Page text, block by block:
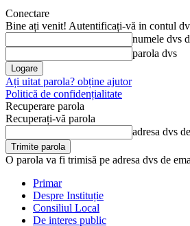
Conectare
Bine ați venit! Autentificați-vă in contul
numele dvs
parola dvs
Ați uitat parola? obține ajutor
Politică de confidențialitate
Recuperare parola
Recuperați-vă parola
adresa dvs
O parola va fi trimisă pe adresa dvs de
Primar
Despre Instituție
Consiliul Local
De interes public